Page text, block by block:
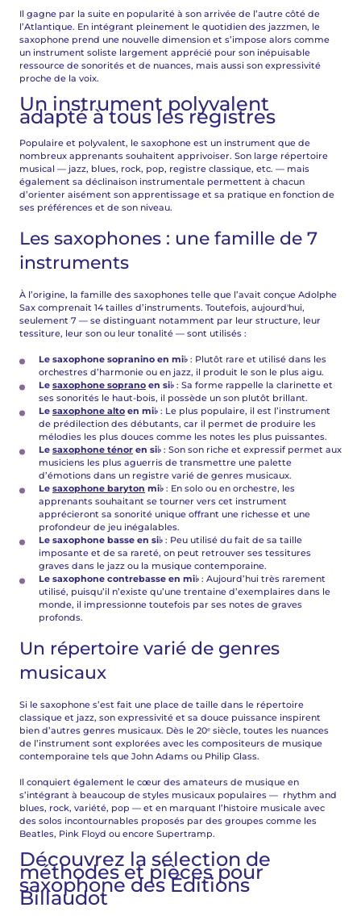
Il gagne par la suite en popularité à son arrivée de l’autre côté de
l’Atlantique. En intégrant pleinement le quotidien des jazzmen, le
saxophone prend une nouvelle dimension et s’impose alors comme
un instrument soliste largement apprécié pour son inépuisable
ressource de sonorités et de nuances, mais aussi son expressivité
proche de la voix.
Un instrument polyvalent
adapté à tous les registres
Populaire et polyvalent, le saxophone est un instrument que de
nombreux apprenants souhaitent apprivoiser. Son large répertoire
musical — jazz, blues, rock, pop, registre classique, etc. — mais
également sa déclinaison instrumentale permettent à chacun
d’orienter aisément son apprentissage et sa pratique en fonction de
ses préférences et de son niveau.
Les saxophones : une famille de 7
instruments
À l’origine, la famille des saxophones telle que l’avait conçue Adolphe
Sax comprenait 14 tailles d’instruments. Toutefois, aujourd'hui,
seulement 7 — se distinguant notamment par leur structure, leur
tessiture, leur son ou leur tonalité — sont utilisés :
Le saxophone sopranino en mi♭ : Plutôt rare et utilisé dans les
orchestres d’harmonie ou en jazz, il produit le son le plus aigu.
Le saxophone soprano en si♭ : Sa forme rappelle la clarinette et
ses sonorités le haut-bois, il possède un son plutôt brillant.
Le saxophone alto en mi♭ : Le plus populaire, il est l’instrument
de prédilection des débutants, car il permet de produire les
mélodies les plus douces comme les notes les plus puissantes.
Le saxophone ténor en si♭ : Son son riche et expressif permet aux
musiciens les plus aguerris de transmettre une palette
d’émotions dans un registre varié de genres musicaux.
Le saxophone baryton mi♭ : En solo ou en orchestre, les
apprenants souhaitant se tourner vers cet instrument
apprécieront sa sonorité unique offrant une richesse et une
profondeur de jeu inégalables.
Le saxophone basse en si♭ : Peu utilisé du fait de sa taille
imposante et de sa rareté, on peut retrouver ses tessitures
graves dans le jazz ou la musique contemporaine.
Le saxophone contrebasse en mi♭ : Aujourd’hui très rarement
utilisé, puisqu’il n’existe qu’une trentaine d’exemplaires dans le
monde, il impressionne toutefois par ses notes de graves
profonds.
Un répertoire varié de genres
musicaux
Si le saxophone s’est fait une place de taille dans le répertoire
classique et jazz, son expressivité et sa douce puissance inspirent
bien d’autres genres musicaux. Dès le 20ᵉ siècle, toutes les nuances
de l’instrument sont explorées avec les compositeurs de musique
contemporaine tels que John Adams ou Philip Glass.
Il conquiert également le cœur des amateurs de musique en
s’intégrant à beaucoup de styles musicaux populaires — rhythm and
blues, rock, variété, pop — et en marquant l’histoire musicale avec
des solos incontournables proposés par des groupes comme les
Beatles, Pink Floyd ou encore Supertramp.
Découvrez la sélection de
méthodes et pièces pour
saxophone des Éditions
Billaudot